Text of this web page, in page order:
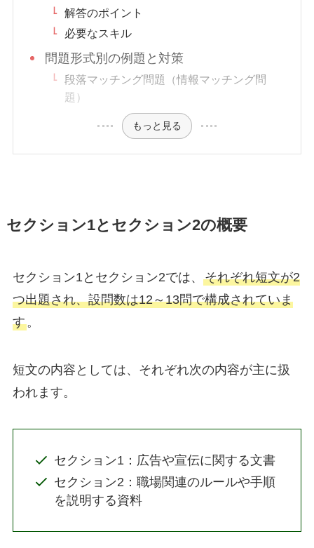
解答のポイント
必要なスキル
問題形式別の例題と対策
段落マッチング問題（情報マッチング問
題）
もっと見る
セクション1とセクション2の概要
セクション1とセクション2では、 それぞれ短文が2
つ出題され、設問数は12～13問で構成されていま
す。
短文の内容としては、それぞれ次の内容が主に扱
われます。
セクション1：広告や宣伝に関する文書
セクション2：職場関連のルールや手順
を説明する資料